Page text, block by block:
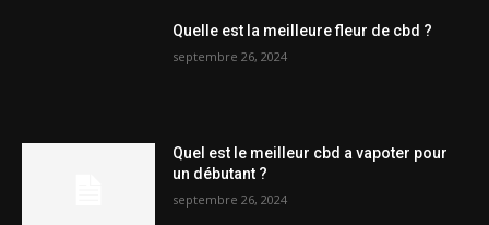
Quelle est la meilleure fleur de cbd ?
septembre 26, 2024
Quel est le meilleur cbd a vapoter pour
un débutant ?
septembre 26, 2024